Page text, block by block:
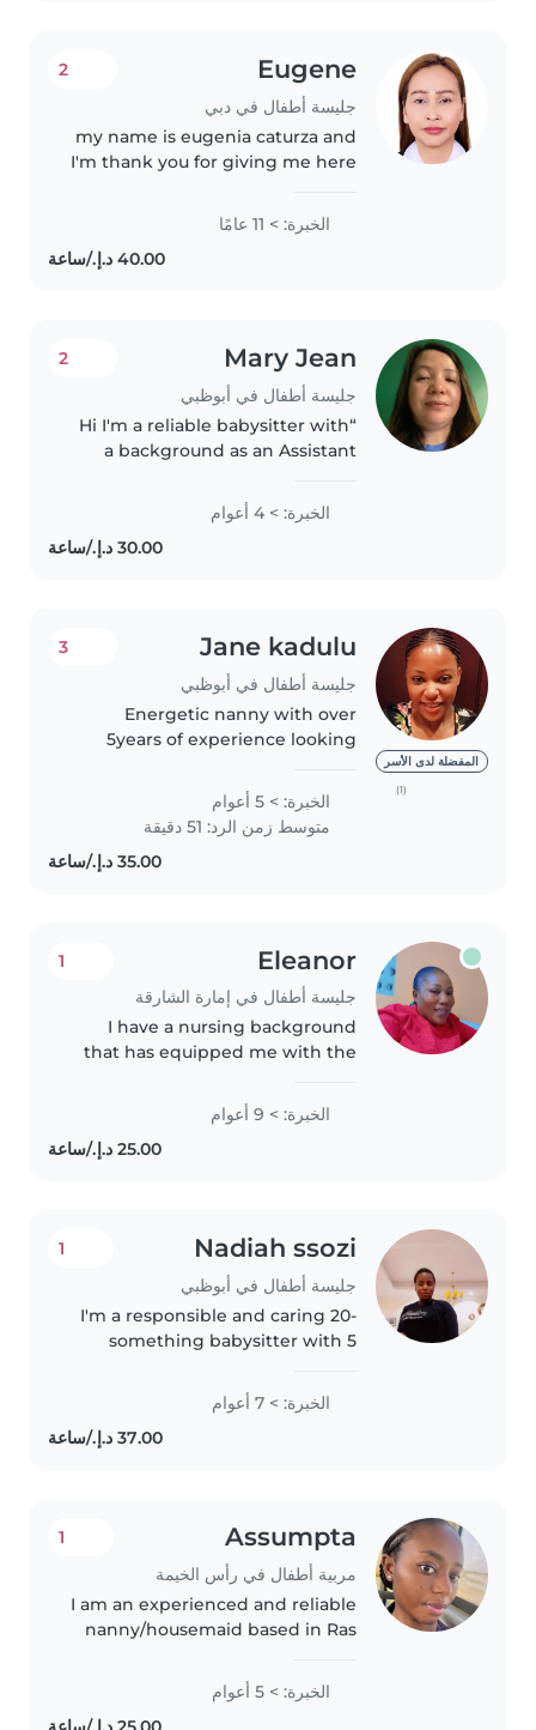
Eugene
جليسة أطفال في دبي
2
my name is eugenia caturza and
I'm thank you for giving me here
have the skill and qualities to
mater the job description and to
الخبرة: > 11 عامًا
Mary Jean
جليسة أطفال في أبوظبي
2
“Hi I'm a reliable babysitter with
a background as an Assistant
energetic, and love creating a
safe, fun environment where
kids can learn and play!”
الخبرة: > 4 أعوام
المفضلة لدى الأسر
(1)
Jane kadulu
جليسة أطفال في أبوظبي
3
Energetic nanny with over
5years of experience looking
elementary school children.
Assists with home work and
birthday party planning. Follows
الخبرة: > 5 أعوام
متوسط زمن الرد: 51 دقيقة
Eleanor
جليسة أطفال في إمارة الشارقة
1
I have a nursing background
that has equipped me with the
provide safe and attentive
childcare as a babysitter. I have
9yeaes of experience as a
الخبرة: > 9 أعوام
Nadiah ssozi
جليسة أطفال في أبوظبي
1
I'm a responsible and caring 20-
something babysitter with 5
babies. I'm fluent in both English
and Arabic and can help with
homework, cooking, and
الخبرة: > 7 أعوام
Assumpta
مربية أطفال في رأس الخيمة
1
I am an experienced and reliable
nanny/housemaid based in Ras
childcare and housekeeping
الخبرة: > 5 أعوام